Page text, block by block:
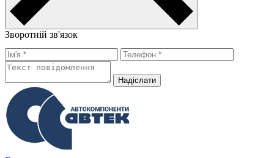
Зворотній зв'язок
Надiслати